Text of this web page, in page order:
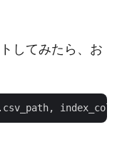
してみたら、お
index_col=